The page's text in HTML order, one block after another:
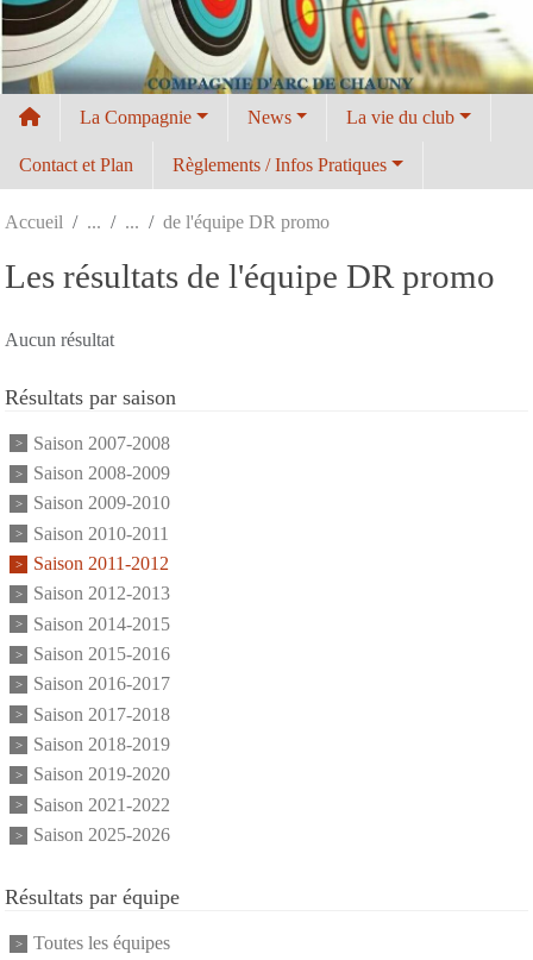
La Compagnie News La vie du club
Contact et Plan Règlements / Infos Pratiques
Accueil de l'équipe DR promo
Les résultats de l'équipe DR promo
Aucun résultat
Résultats par saison
Saison 2007-2008
Saison 2008-2009
Saison 2009-2010
Saison 2010-2011
Saison 2011-2012
Saison 2012-2013
Saison 2014-2015
Saison 2015-2016
Saison 2016-2017
Saison 2017-2018
Saison 2018-2019
Saison 2019-2020
Saison 2021-2022
Saison 2025-2026
Résultats par équipe
Toutes les équipes
Panneau de gestion des cookies